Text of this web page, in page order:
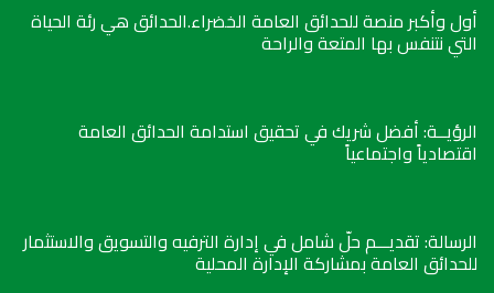
أول وأكبر منصة للحدائق العامة الخضراء.الحدائق هي رئة الحياة
التي نتنفس بها المتعة والراحة
الرؤيــة: أفضل شريك في تحقيق استدامة الحدائق العامة
اقتصادياً واجتماعياً
الرسالة: تقديـــم حلّ شامل في إدارة الترفيه والتسويق والاستثمار
للحدائق العامة بمشاركة الإدارة المحلية